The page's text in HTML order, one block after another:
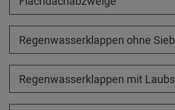
Regenwasserklappen ohne Sieb
Regenwasserklappen mit